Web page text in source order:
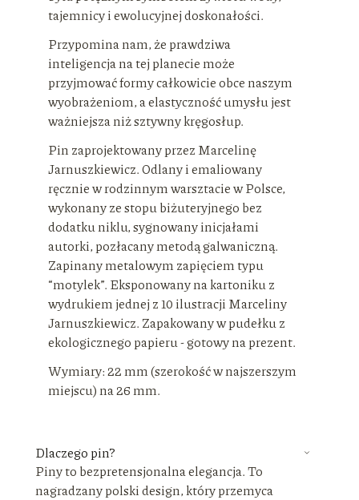
tajemnicy i ewolucyjnej doskonałości.
Przypomina nam, że prawdziwa
inteligencja na tej planecie może
przyjmować formy całkowicie obce naszym
wyobrażeniom, a elastyczność umysłu jest
ważniejsza niż sztywny kręgosłup.
Pin zaprojektowany przez Marcelinę
Jarnuszkiewicz. Odlany i emaliowany
ręcznie w rodzinnym warsztacie w Polsce,
wykonany ze stopu biżuteryjnego bez
dodatku niklu, sygnowany inicjałami
autorki, pozłacany metodą galwaniczną.
Zapinany metalowym zapięciem typu
“motylek”. Eksponowany na kartoniku z
wydrukiem jednej z 10 ilustracji Marceliny
Jarnuszkiewicz. Zapakowany w pudełku z
ekologicznego papieru - gotowy na prezent.
Wymiary: 22 mm (szerokość w najszerszym
miejscu) na 26 mm.
Dlaczego pin?
Piny to bezpretensjonalna elegancja. To
nagradzany polski design, który przemyca